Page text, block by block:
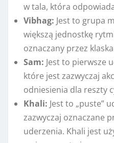
w tala, która
Vibhag: Jest to grupa
większą jednostkę
oznaczany przez
Sam: Jest to pierwsze
które jest zazwyczaj
odniesienia dla reszty
Khali: Jest to „puste”
zazwyczaj oznaczane
uderzenia. Khali jest